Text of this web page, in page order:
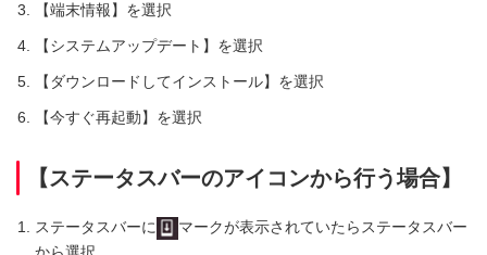
【端末情報】を選択
【システムアップデート】を選択
【ダウンロードしてインストール】を選択
【今すぐ再起動】を選択
【ステータスバーのアイコンから行う場合】
ステータスバーに
マークが表示されていたらステータスバー